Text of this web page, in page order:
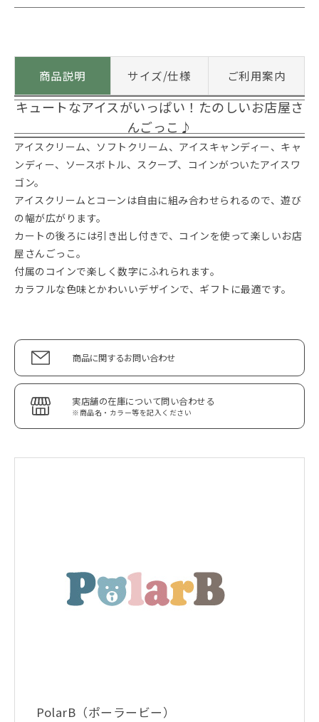
商品説明 サイズ/仕様 ご利用案内
キュートなアイスがいっぱい！たのしいお店屋さ
んごっこ♪
アイスクリーム、ソフトクリーム、アイスキャンディー、キャ
ンディー、ソースボトル、スクープ、コインがついたアイスワ
ゴン。
アイスクリームとコーンは自由に組み合わせられるので、遊び
の幅が広がります。
カートの後ろには引き出し付きで、コインを使って楽しいお店
屋さんごっこ。
付属のコインで楽しく数字にふれられます。
カラフルな色味とかわいいデザインで、ギフトに最適です。
商品に関するお問い合わせ
実店舗の在庫について問い合わせる
※商品名・カラー等を記入ください
PolarB（ポーラービー）